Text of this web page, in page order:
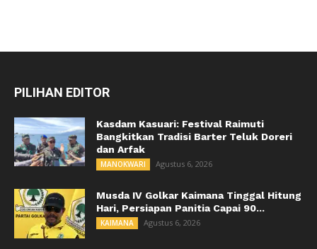
PILIHAN EDITOR
Kasdam Kasuari: Festival Raimuti
Bangkitkan Tradisi Barter Teluk Doreri
dan Arfak
MANOKWARI Agustus 6, 2026
Musda IV Golkar Kaimana Tinggal Hitung
Hari, Persiapan Panitia Capai 90...
KAIMANA Agustus 6, 2026